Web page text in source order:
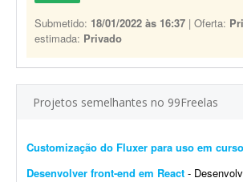
Submetido: 18/01/2022 às 16:37 | Oferta:
estimada: Privado
Projetos semelhantes no 99Freelas
Customização do Fluxer para uso em
Desenvolver front-end em React - Desenvolvedor frontend React com Tailwind CSS. Experiência